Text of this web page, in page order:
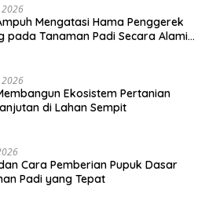
Mengatasi Hama Penggerek
pada Tanaman Padi Secara Alami
2026
Ekosistem Pertanian
di Lahan Sempit
Cara Pemberian Pupuk Dasar
Padi yang Tepat